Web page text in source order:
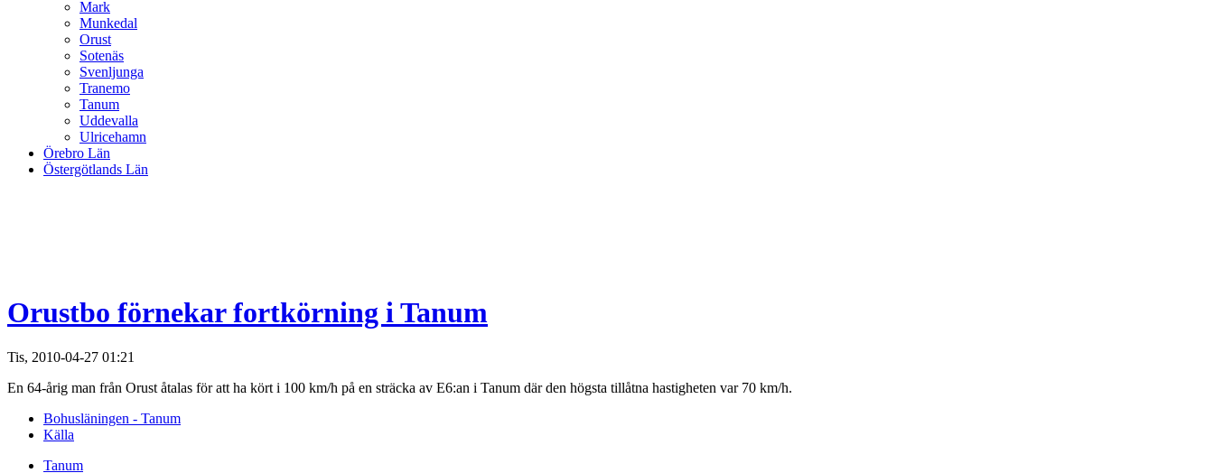
Mark
Munkedal
Orust
Sotenäs
Svenljunga
Tranemo
Tanum
Uddevalla
Ulricehamn
Örebro Län
Östergötlands Län
Orustbo förnekar fortkörning i Tanum
Tis, 2010-04-27 01:21
En 64-årig man från Orust åtalas för att ha kört i 100 km/h på en sträcka av E6:an i Tanum där den högsta tillåtna hastigheten var 70 km/h.
Bohusläningen - Tanum
Källa
Tanum